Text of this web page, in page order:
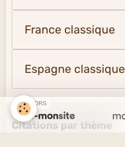
France classique
Espagne classique
Citations par thème
SPONSORS